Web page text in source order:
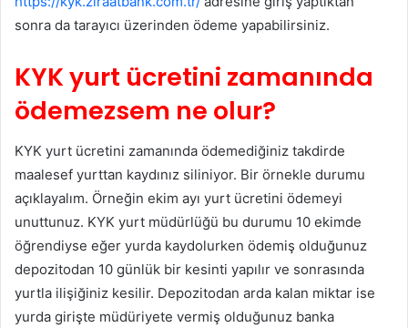
sonra da tarayıcı üzerinden ödeme yapabilirsiniz.
KYK yurt ücretini zamanında
ödemezsem ne olur?
KYK yurt ücretini zamanında ödemediğiniz takdirde
maalesef yurttan kaydınız siliniyor. Bir örnekle durumu
açıklayalım. Örneğin ekim ayı yurt ücretini ödemeyi
unuttunuz. KYK yurt müdürlüğü bu durumu 10 ekimde
öğrendiyse eğer yurda kaydolurken ödemiş olduğunuz
depozitodan 10 günlük bir kesinti yapılır ve sonrasında
yurtla ilişiğiniz kesilir. Depozitodan arda kalan miktar ise
yurda girişte müdüriyete vermiş olduğunuz banka